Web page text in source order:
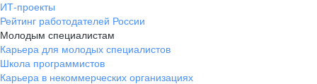
ИТ-проекты
Рейтинг работодателей России
Молодым специалистам
Карьера для молодых специалистов
Школа программистов
Карьера в некоммерческих организациях